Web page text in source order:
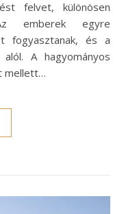
felvet, különösen
emberek egyre
fogyasztanak, és a
A hagyományos
mellett…